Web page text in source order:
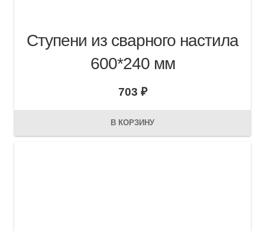
Ступени из сварного настила
600*240 мм
703 ₽
В КОРЗИНУ